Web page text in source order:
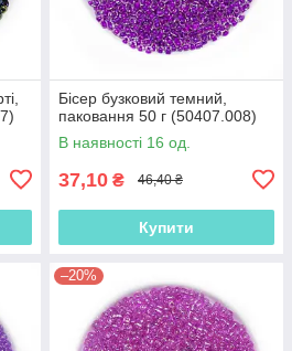
Бісер бузковий темний,
паковання 50 г (50407.008)
В наявності 16 од.
37,10 ₴ 46,40 ₴
Купити
–20%